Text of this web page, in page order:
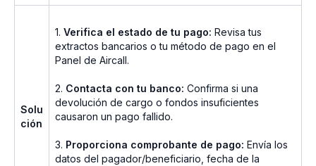
Solu
ción
1. Verifica el estado de tu pago: Revisa tus
extractos bancarios o tu método de pago en el
Panel de Aircall.
2. Contacta con tu banco: Confirma si una
devolución de cargo o fondos insuficientes
causaron un pago fallido.
3. Proporciona comprobante de pago: Envía los
datos del pagador/beneficiario, fecha de la